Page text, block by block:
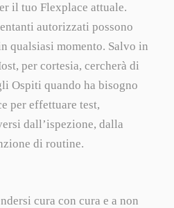
il tuo Flexplace attuale.
autorizzati possono
qualsiasi momento. Salvo in
per cortesia, cercherà di
Ospiti quando ha bisogno
per effettuare test,
dall’ispezione, dalla
di routine.
cura con cura e a non